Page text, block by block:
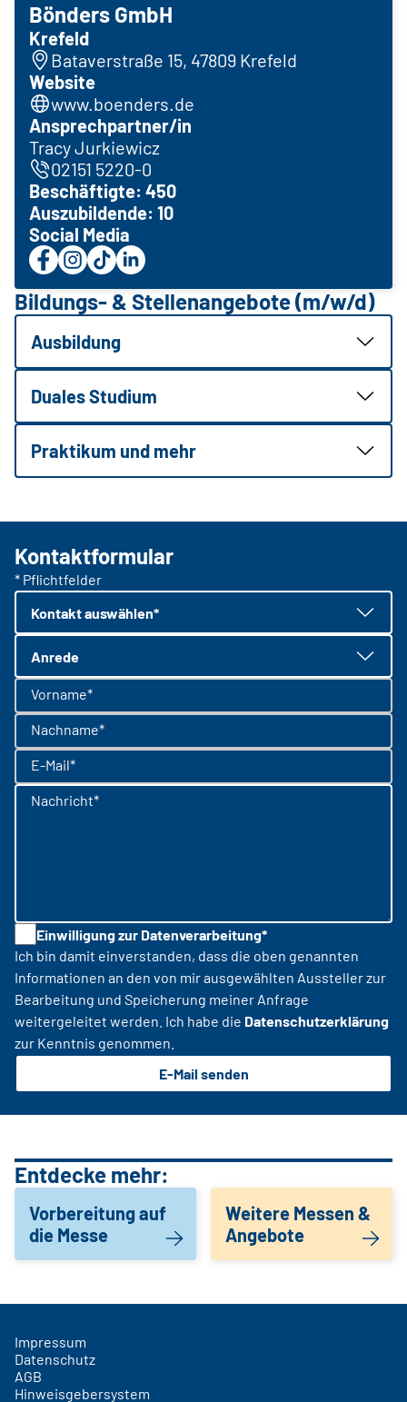
Bönders GmbH
Krefeld
Bataverstraße 15, 47809 Krefeld
Website
www.boenders.de
Ansprechpartner/in
Tracy Jurkiewicz
02151 5220-0
Beschäftigte: 450
Auszubildende: 10
Social Media
Bildungs- & Stellenangebote (m/w/d)
Ausbildung
Duales Studium
Praktikum und mehr
Kontaktformular
* Pflichtfelder
Kontakt auswählen*
Anrede
Vorname*
Nachname*
E-Mail*
Nachricht*
Einwilligung zur Datenverarbeitung*
Ich bin damit einverstanden, dass die oben genannten
Informationen an den von mir ausgewählten Aussteller zur
Bearbeitung und Speicherung meiner Anfrage
weitergeleitet werden. Ich habe die Datenschutzerklärung
zur Kenntnis genommen.
E-Mail senden
Entdecke mehr:
Vorbereitung auf
die Messe
Weitere Messen &
Angebote
Impressum
Datenschutz
AGB
Hinweisgebersystem